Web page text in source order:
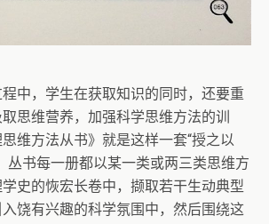
中，学生在获取知识的同时，还要重
思维营养，加强科学思维方法的训
维方法从书》就是这样一套“授之以
丛书每一册都以某一类或两三类思维方
史的恢宏长卷中，撷取若干生动典型
饶有兴趣的科学氛围中，然后围绕这